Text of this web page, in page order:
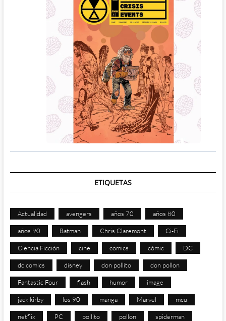
ETIQUETAS
Actualidad avengers años 70 años 80
años 90 Batman Chris Claremont Ci-Fi
Ciencia Ficción cine comics cómic DC
dc comics disney don pollito don pollon
Fantastic Four flash humor image
jack kirby los 90 manga Marvel mcu
netflix PC pollito pollon spiderman